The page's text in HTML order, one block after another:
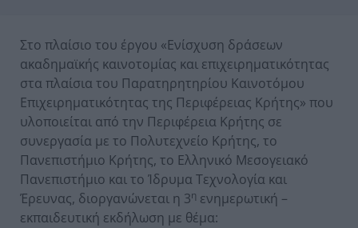
Στο πλαίσιο του έργου «Ενίσχυση δράσεων
ακαδημαϊκής καινοτομίας και επιχειρηματικότητας
στα πλαίσια του Παρατηρητηρίου Καινοτόμου
Επιχειρηματικότητας της Περιφέρειας Κρήτης» που
υλοποιείται από την Περιφέρεια Κρήτης σε
συνεργασία με το Πολυτεχνείο Κρήτης, το
Πανεπιστήμιο Κρήτης, το Ελληνικό Μεσογειακό
Πανεπιστήμιο και το Ίδρυμα Τεχνολογία και
Έρευνας, διοργανώνεται η 3η ενημερωτική –
εκπαιδευτική εκδήλωση με θέμα: